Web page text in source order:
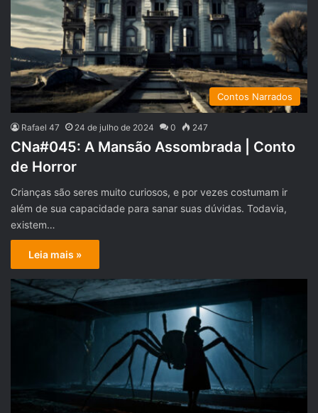
Contos Narrados
Rafael 47 24 de julho de 2024 0 247
CNa#045: A Mansão Assombrada | Conto
de Horror
Crianças são seres muito curiosos, e por vezes costumam ir
além de sua capacidade para sanar suas dúvidas. Todavia,
existem…
Leia mais »